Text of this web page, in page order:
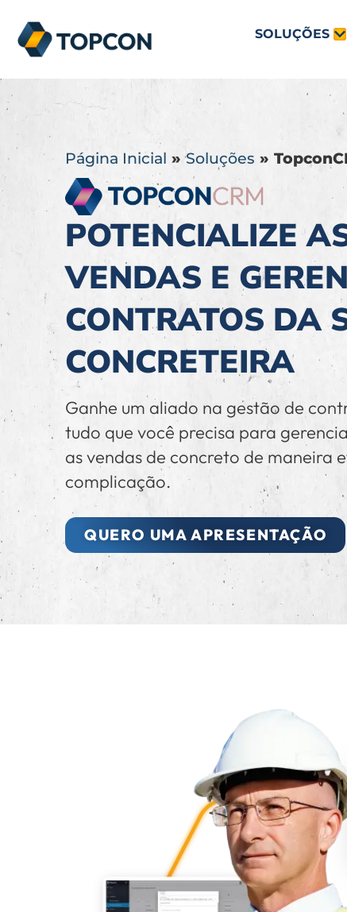
SOLUÇÕES
Página Inicial »Soluções »
POTENCIALIZE
VENDAS E
CONTRATOS DA
CONCRETEIRA
Ganhe um aliado na gestão de
tudo que você precisa para
as vendas de concreto de maneira
complicação.
QUERO UMA APRESENTAÇÃO